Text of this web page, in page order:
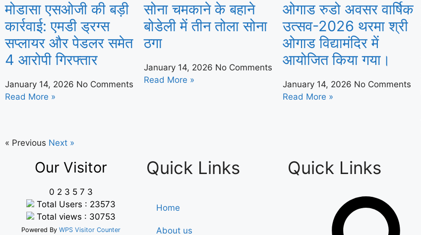
मोडासा एसओजी की बड़ी
कार्रवाई: एमडी ड्रग्स
सप्लायर और पेडलर समेत
4 आरोपी गिरफ्तार
January 14, 2026 No Comments
Read More »
सोना चमकाने के बहाने
बोडेली में तीन तोला सोना
ठगा
January 14, 2026 No Comments
Read More »
ओगाड रुडो अवसर वार्षिक
उत्सव-2026 थरमा श्री
ओगाड विद्यामंदिर में
आयोजित किया गया।
January 14, 2026 No Comments
Read More »
« Previous Next »
Our Visitor
0 2 3 5 7 3
Total Users : 23573
Total views : 30753
Powered By WPS Visitor Counter
Quick Links
Home
About us
Quick Links